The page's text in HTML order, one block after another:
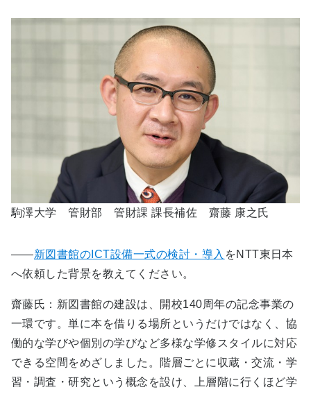
駒澤大学 管財部 管財課 課長補佐 齋藤 康之氏
――新図書館のICT設備一式の検討・導入 をNTT東日本
へ依頼した背景を教えてください。
齋藤氏：新図書館の建設は、開校140周年の記念事業の
一環です。単に本を借りる場所というだけではなく、協
働的な学びや個別の学びなど多様な学修スタイルに対応
できる空間をめざしました。階層ごとに収蔵・交流・学
習・調査・研究という概念を設け、上層階に行くほど学